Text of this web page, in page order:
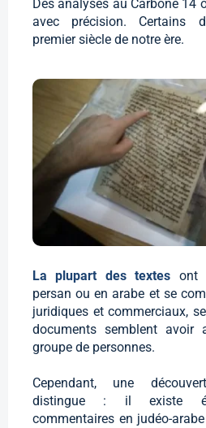
Des analyses au Carbone 14
avec précision. Certains
premier siècle de notre ère.
La plupart des textes ont
persan ou en arabe et se
juridiques et commerciaux,
documents semblent avoir
groupe de personnes.
Cependant, une
distingue : il existe
commentaires en judéo-